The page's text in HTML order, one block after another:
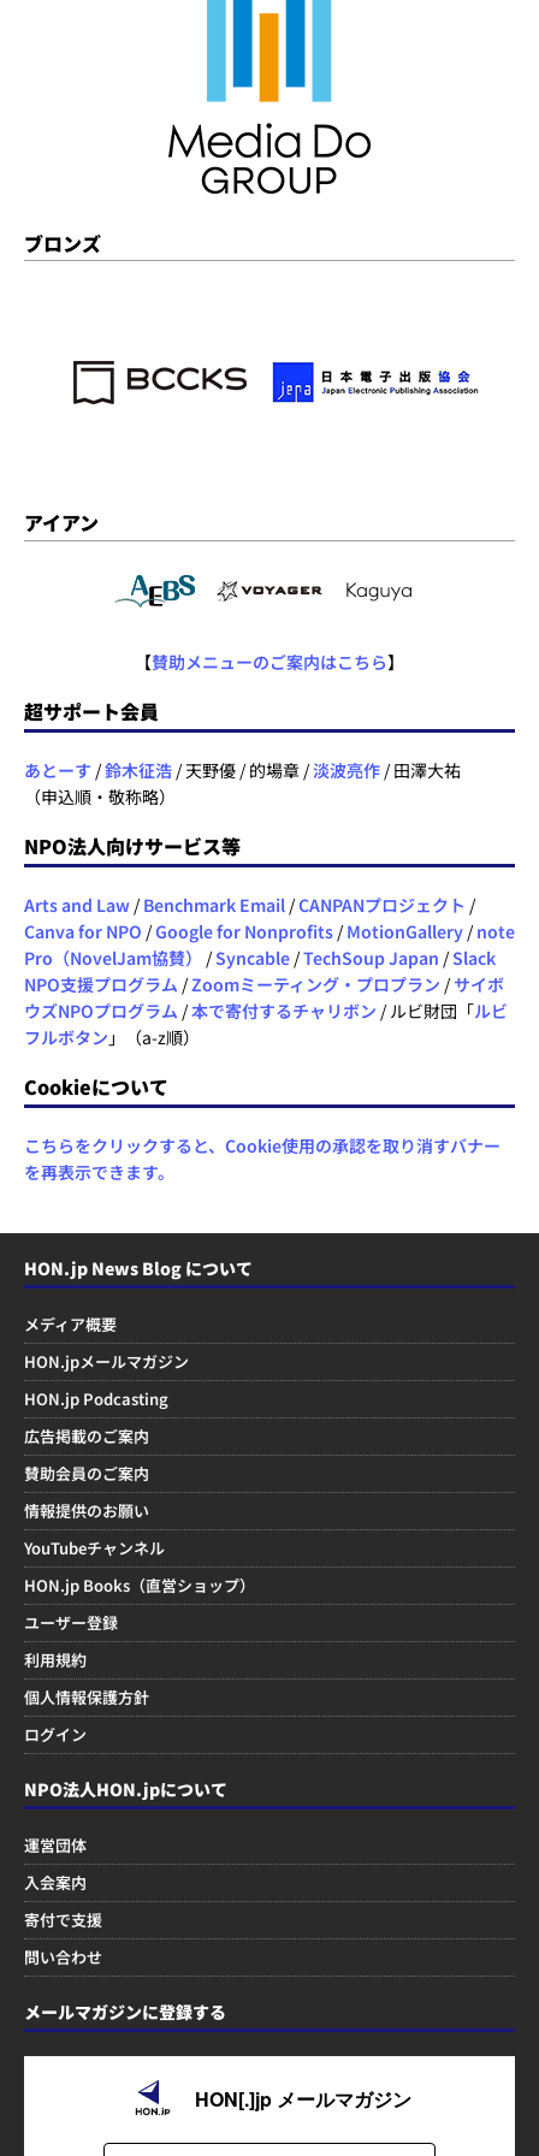
ブロンズ
アイアン
【賛助メニューのご案内はこちら】
超サポート会員
あとーす /鈴木征浩 / 天野優 / 的場章 /淡波亮作 / 田澤大祐
（申込順・敬称略）
NPO法人向けサービス等
Arts and Law / Benchmark Email /CANPANプロジェクト /
Canva for NPO /Google for Nonprofits / MotionGallery / note
Pro（NovelJam協賛）
/Syncable /TechSoup Japan /Slack
NPO支援プログラム /Zoomミーティング・プロプラン /サイボ
ウズNPOプログラム /本で寄付するチャリボン / ルビ財団「ルビ
フルボタン 」（a-z順）
Cookieについて
こちらをクリックすると、Cookie使用の承認を取り消すバナー
を再表示できます。
HON.jp News Blog について
メディア概要
HON.jpメールマガジン
HON.jp Podcasting
広告掲載のご案内
賛助会員のご案内
情報提供のお願い
YouTubeチャンネル
HON.jp Books（直営ショップ）
ユーザー登録
利用規約
個人情報保護方針
ログイン
NPO法人HON.jpについて
運営団体
入会案内
寄付で支援
問い合わせ
メールマガジンに登録する